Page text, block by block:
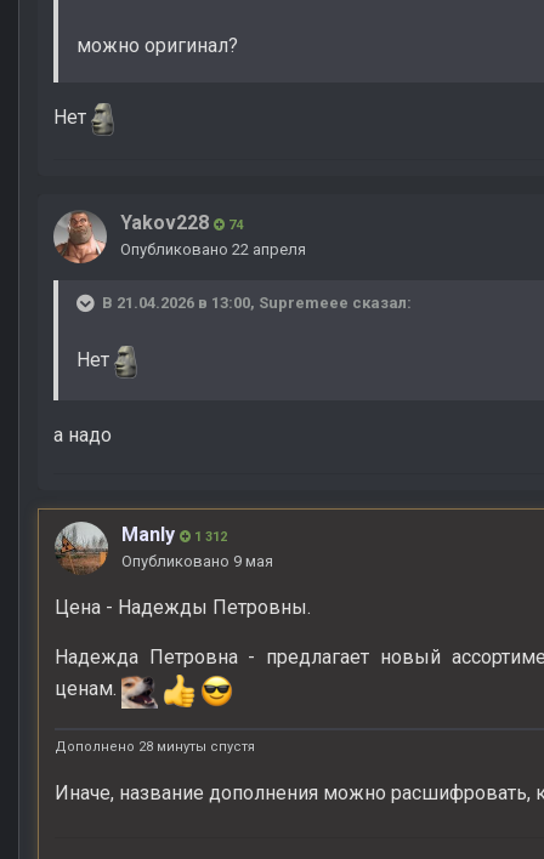
можно оригинал?
Нет
Yakov228 74
Опубликовано 22 апреля
В 21.04.2026 в 13:00, Supremeee сказал:
Нет
а надо
Manly 1 312
Опубликовано 9 мая
Цена - Надежды Петровны.
Надежда Петровна - предлагает новый
ценам.
Дополнено 28 минуты спустя
Иначе, название дополнения можно